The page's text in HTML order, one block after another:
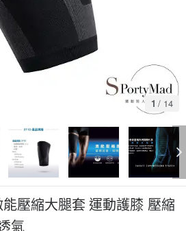
1 / 14
壓縮大腿套 運動護膝 壓縮
氣